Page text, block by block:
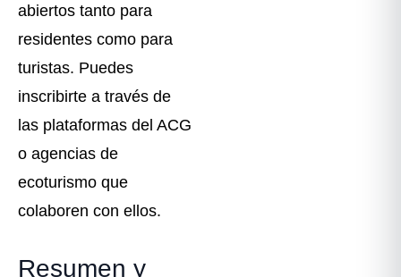
abiertos tanto para
residentes como para
turistas. Puedes
inscribirte a través de
las plataformas del ACG
o agencias de
ecoturismo que
colaboren con ellos.
Resumen y